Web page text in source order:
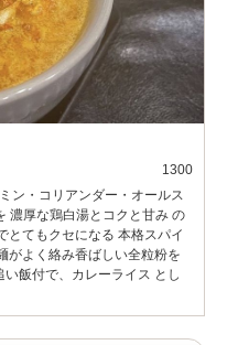
1300
ン・コリアンダー・オールス
濃厚な鶏白湯とコクと甘み の
とてもクセになる 本格スパイ
がよく絡み香ばしい全粒粉を
飯付で、カレーライス とし